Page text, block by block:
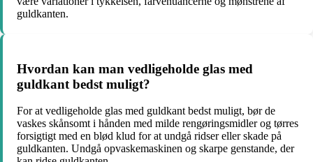
guldkanten.
Hvordan kan man vedligeholde glas med
guldkant bedst muligt?
For at vedligeholde glas med guldkant bedst muligt, bør de
vaskes skånsomt i hånden med milde rengøringsmidler og tørres
forsigtigt med en blød klud for at undgå ridser eller skade på
guldkanten. Undgå opvaskemaskinen og skarpe genstande, der